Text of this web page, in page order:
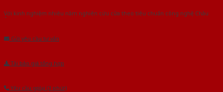
Với kinh nghiệm nhiêu năm nghiên cứu cửa theo tiêu chuẩn công nghệ Châu
Gửi yêu cầu tư vấn
Tải báo giá tổng hợp
Yêu cầu gọi lại (3 phút)